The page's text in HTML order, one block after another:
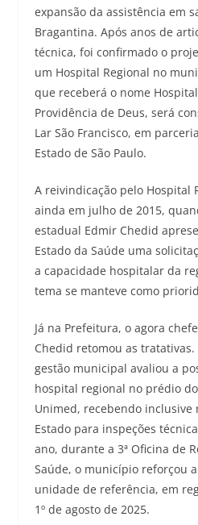
expansão da assistência em
Bragantina. Após anos de
técnica, foi confirmado o
um Hospital Regional no
que receberá o nome
Providência de Deus, será
Lar São Francisco, em
Estado de São Paulo.
A reivindicação pelo Hospital
ainda em julho de 2015,
estadual Edmir Chedid
Estado da Saúde uma
a capacidade hospitalar da
tema se manteve como
Já na Prefeitura, o agora
Chedid retomou as
gestão municipal avaliou a
hospital regional no prédio
Unimed, recebendo inclusive
Estado para inspeções
ano, durante a 3ª Oficina de
Saúde, o município reforçou
unidade de referência, em
1º de agosto de 2025.